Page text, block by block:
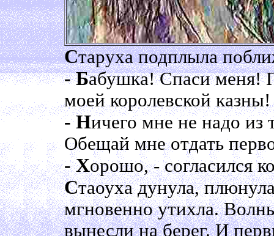
Старуха подплыла
- Бабушка! Спаси меня!
моей королевской казны!
- Ничего мне не надо из
Обещай мне отдать
- Хорошо, - согласился
Стаоуха дунула,
мгновенно утихла.
вынесли на берег. И